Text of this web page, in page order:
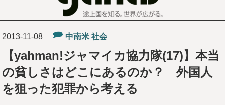
2013-11-08 中南米 社会
【yahman!ジャマイカ協力隊(17)】本当
の貧しさはどこにあるのか？ 外国人
を狙った犯罪から考える